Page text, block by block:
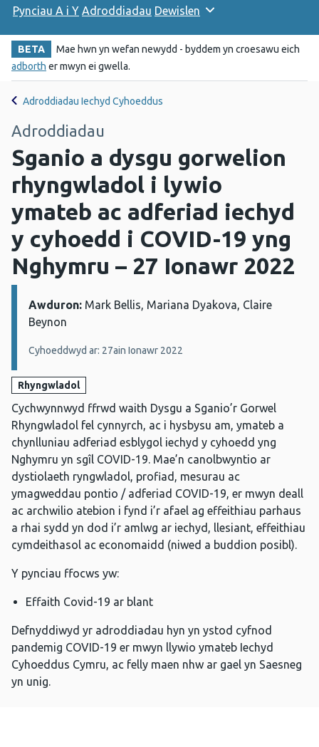
Pynciau A i Y Adroddiadau Dewislen
BETA
Mae hwn yn wefan newydd - byddem yn croesawu eich
adborth er mwyn ei gwella.
Adroddiadau Iechyd Cyhoeddus
Adroddiadau
Sganio a dysgu gorwelion
rhyngwladol i lywio
ymateb ac adferiad iechyd
y cyhoedd i COVID-19 yng
Nghymru – 27 Ionawr 2022
Manylion:
Awduron: Mark Bellis, Mariana Dyakova, Claire
Beynon
Cyhoeddwyd ar: 27ain Ionawr 2022
Rhyngwladol
Cychwynnwyd ffrwd waith Dysgu a Sganio’r Gorwel
Rhyngwladol fel cynnyrch, ac i hysbysu am, ymateb a
chynlluniau adferiad esblygol iechyd y cyhoedd yng
Nghymru yn sgîl COVID-19. Mae’n canolbwyntio ar
dystiolaeth ryngwladol, profiad, mesurau ac
ymagweddau pontio / adferiad COVID-19, er mwyn deall
ac archwilio atebion i fynd i’r afael ag effeithiau parhaus
a rhai sydd yn dod i’r amlwg ar iechyd, llesiant, effeithiau
cymdeithasol ac economaidd (niwed a buddion posibl).
Y pynciau ffocws yw:
Effaith Covid-19 ar blant
Defnyddiwyd yr adroddiadau hyn yn ystod cyfnod
pandemig COVID-19 er mwyn llywio ymateb Iechyd
Cyhoeddus Cymru, ac felly maen nhw ar gael yn Saesneg
yn unig.